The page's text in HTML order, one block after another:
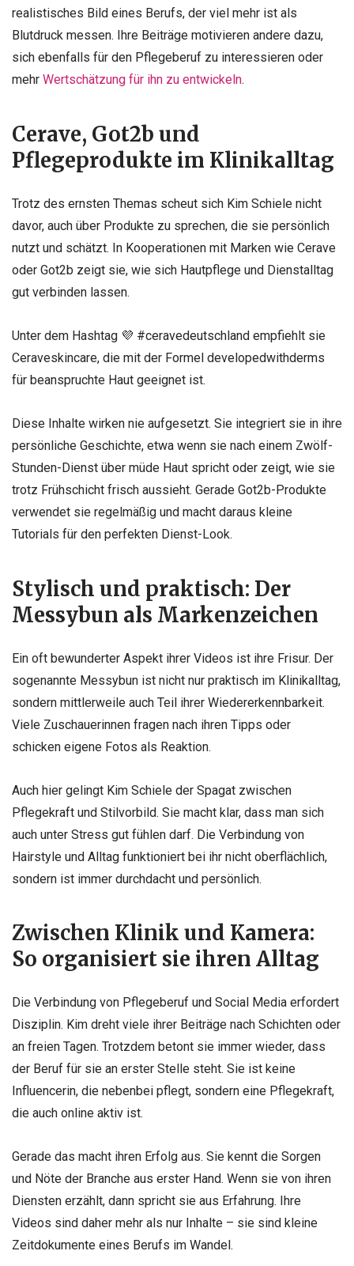
realistisches Bild eines Berufs, der viel mehr ist als
Blutdruck messen. Ihre Beiträge motivieren andere dazu,
sich ebenfalls für den Pflegeberuf zu interessieren oder
mehr Wertschätzung für ihn zu entwickeln.
Cerave, Got2b und
Pflegeprodukte im Klinikalltag
Trotz des ernsten Themas scheut sich Kim Schiele nicht
davor, auch über Produkte zu sprechen, die sie persönlich
nutzt und schätzt. In Kooperationen mit Marken wie Cerave
oder Got2b zeigt sie, wie sich Hautpflege und Dienstalltag
gut verbinden lassen.
Unter dem Hashtag 💜 #ceravedeutschland empfiehlt sie
Ceraveskincare, die mit der Formel developedwithderms
für beanspruchte Haut geeignet ist.
Diese Inhalte wirken nie aufgesetzt. Sie integriert sie in ihre
persönliche Geschichte, etwa wenn sie nach einem Zwölf-
Stunden-Dienst über müde Haut spricht oder zeigt, wie sie
trotz Frühschicht frisch aussieht. Gerade Got2b-Produkte
verwendet sie regelmäßig und macht daraus kleine
Tutorials für den perfekten Dienst-Look.
Stylisch und praktisch: Der
Messybun als Markenzeichen
Ein oft bewunderter Aspekt ihrer Videos ist ihre Frisur. Der
sogenannte Messybun ist nicht nur praktisch im Klinikalltag,
sondern mittlerweile auch Teil ihrer Wiedererkennbarkeit.
Viele Zuschauerinnen fragen nach ihren Tipps oder
schicken eigene Fotos als Reaktion.
Auch hier gelingt Kim Schiele der Spagat zwischen
Pflegekraft und Stilvorbild. Sie macht klar, dass man sich
auch unter Stress gut fühlen darf. Die Verbindung von
Hairstyle und Alltag funktioniert bei ihr nicht oberflächlich,
sondern ist immer durchdacht und persönlich.
Zwischen Klinik und Kamera:
So organisiert sie ihren Alltag
Die Verbindung von Pflegeberuf und Social Media erfordert
Disziplin. Kim dreht viele ihrer Beiträge nach Schichten oder
an freien Tagen. Trotzdem betont sie immer wieder, dass
der Beruf für sie an erster Stelle steht. Sie ist keine
Influencerin, die nebenbei pflegt, sondern eine Pflegekraft,
die auch online aktiv ist.
Gerade das macht ihren Erfolg aus. Sie kennt die Sorgen
und Nöte der Branche aus erster Hand. Wenn sie von ihren
Diensten erzählt, dann spricht sie aus Erfahrung. Ihre
Videos sind daher mehr als nur Inhalte – sie sind kleine
Zeitdokumente eines Berufs im Wandel.